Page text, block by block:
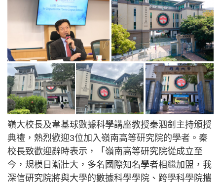
嶺大校長及韋基球數據科學講座教授秦泗釗主持頒授
典禮，熱烈歡迎3位加入嶺南高等研究院的學者。秦
校長致歡迎辭時表示，「嶺南高等研究院從成立至
今，規模日漸壯大，多名國際知名學者相繼加盟，我
深信研究院將與大學的數據科學學院、跨學科學院攜